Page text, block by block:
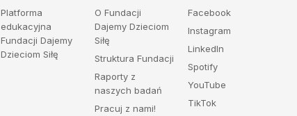
Platforma
edukacyjna
Fundacji Dajemy
Dzieciom Siłę
O Fundacji
Dajemy Dzieciom
Siłę
Struktura Fundacji
Raporty z
naszych badań
Pracuj z nami!
Facebook
Instagram
LinkedIn
Spotify
YouTube
TikTok